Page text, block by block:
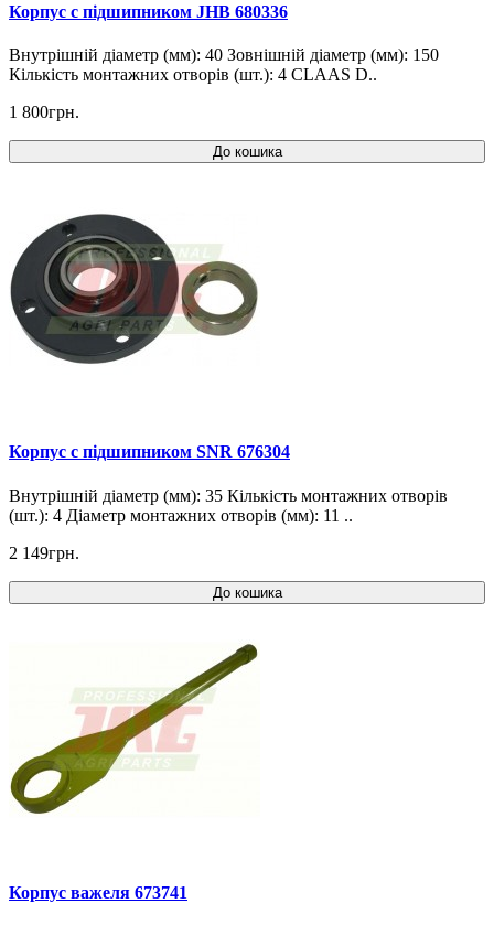
Корпус c підшипником JHB 680336
Внутрішній діаметр (мм): 40 Зовнішній діаметр (мм): 150
Кількість монтажних отворів (шт.): 4 CLAAS D..
1 800грн.
До кошика
Корпус c підшипником SNR 676304
Внутрішній діаметр (мм): 35 Кількість монтажних отворів
(шт.): 4 Діаметр монтажних отворів (мм): 11 ..
2 149грн.
До кошика
Корпус важеля 673741